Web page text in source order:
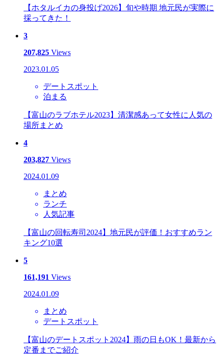
【ホタルイカの身投げ2026】旬や時期 地元民が実際に
採ってきた！
3
207,825 Views
2023.01.05
デートスポット
泊まる
【富山のラブホテル2023】清潔感あって女性に人気の
場所まとめ
4
203,827 Views
2024.01.09
まとめ
ランチ
人気記事
【富山の回転寿司2024】地元民が評価！おすすめラン
キング10選
5
161,191 Views
2024.01.09
まとめ
デートスポット
【富山のデートスポット2024】雨の日もOK！最新から
定番までご紹介